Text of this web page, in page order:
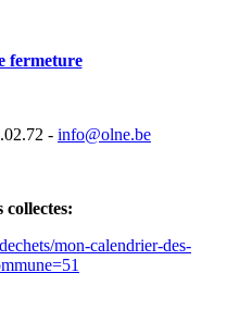
fermeture
- info@olne.be
mon-calendrier-des-